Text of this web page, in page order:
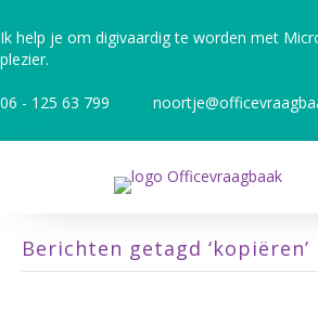
Ik help je om digivaardig te worden met
plezier.
06 - 125 63 799
Berichten getagd ‘kopiëren’